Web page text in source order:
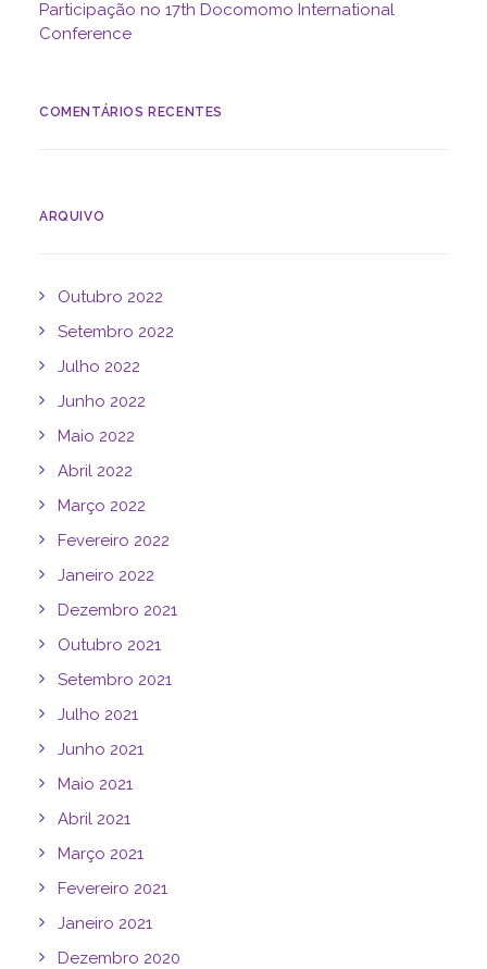
Participação no 17th Docomomo International
Conference
COMENTÁRIOS RECENTES
ARQUIVO
Outubro 2022
Setembro 2022
Julho 2022
Junho 2022
Maio 2022
Abril 2022
Março 2022
Fevereiro 2022
Janeiro 2022
Dezembro 2021
Outubro 2021
Setembro 2021
Julho 2021
Junho 2021
Maio 2021
Abril 2021
Março 2021
Fevereiro 2021
Janeiro 2021
Dezembro 2020